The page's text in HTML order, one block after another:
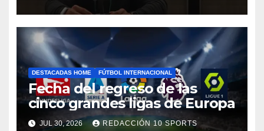
DESTACADAS HOME FÚTBOL INTERNACIONAL
Fecha del regreso de las
cinco grandes ligas de Europa
JUL 30, 2026 REDACCIÓN 10 SPORTS